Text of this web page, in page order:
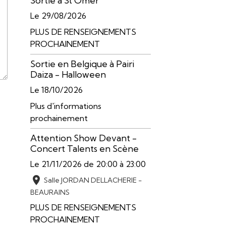
Le 29/08/2026
PLUS DE RENSEIGNEMENTS
PROCHAINEMENT
Sortie en Belgique à Pairi
Daiza - Halloween
Le 18/10/2026
Plus d'informations
prochainement
Attention Show Devant -
Concert Talents en Scène
Le 21/11/2026 de 20:00 à 23:00
Salle JORDAN DELLACHERIE -
BEAURAINS
PLUS DE RENSEIGNEMENTS
PROCHAINEMENT